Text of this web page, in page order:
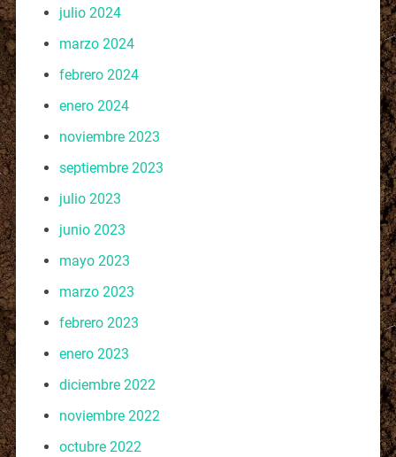
julio 2024
marzo 2024
febrero 2024
enero 2024
noviembre 2023
septiembre 2023
julio 2023
junio 2023
mayo 2023
marzo 2023
febrero 2023
enero 2023
diciembre 2022
noviembre 2022
octubre 2022